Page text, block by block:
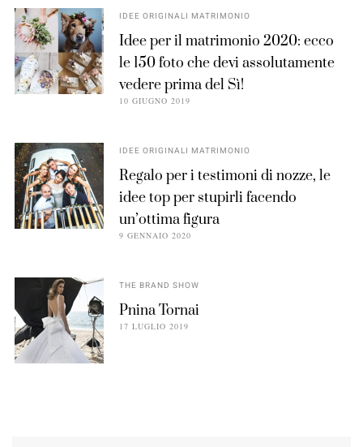
IDEE ORIGINALI MATRIMONIO
Idee per il matrimonio 2020: ecco
le 150 foto che devi assolutamente
vedere prima del Sì!
10 GIUGNO 2019
IDEE ORIGINALI MATRIMONIO
Regalo per i testimoni di nozze, le
idee top per stupirli facendo
un’ottima figura
9 GENNAIO 2020
THE BRAND SHOW
Pnina Tornai
17 LUGLIO 2019